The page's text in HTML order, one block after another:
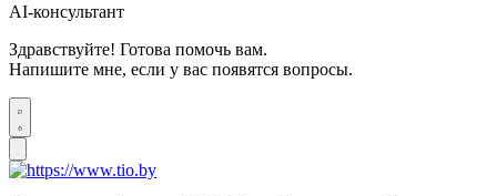
AI-консультант
Здравствуйте! Готова помочь вам.
Напишите мне, если у вас появятся вопросы.